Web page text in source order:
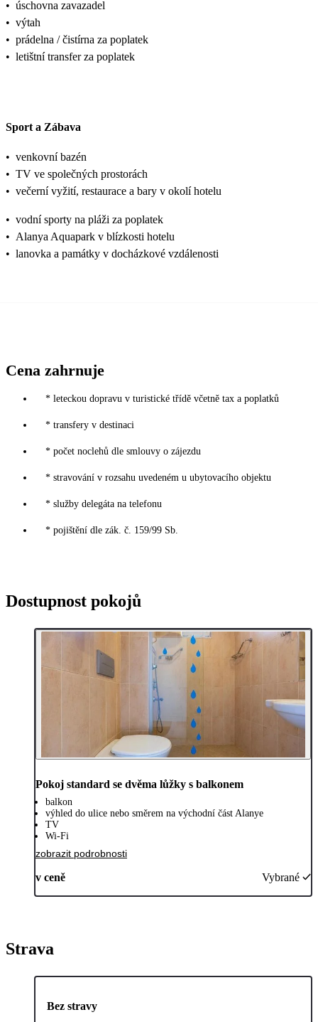
• úschovna zavazadel
• výtah
• prádelna / čistírna za poplatek
• letištní transfer za poplatek
Sport a Zábava
• venkovní bazén
• TV ve společných prostorách
• večerní vyžití, restaurace a bary v okolí hotelu
• vodní sporty na pláži za poplatek
• Alanya Aquapark v blízkosti hotelu
• lanovka a památky v docházkové vzdálenosti
Cena zahrnuje
* leteckou dopravu v turistické třídě včetně tax a poplatků
* transfery v destinaci
* počet noclehů dle smlouvy o zájezdu
* stravování v rozsahu uvedeném u ubytovacího objektu
* služby delegáta na telefonu
* pojištění dle zák. č. 159/99 Sb.
Dostupnost pokojů
Pokoj standard se dvěma lůžky s balkonem
balkon
výhled do ulice nebo směrem na východní část Alanye
TV
Wi-Fi
zobrazit podrobnosti
v ceně Vybrané
Strava
Bez stravy